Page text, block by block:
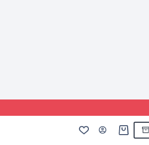
Shopping